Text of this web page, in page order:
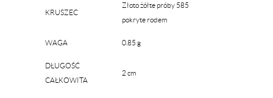
KRUSZEC
Złoto żółte próby 585
pokryte rodem
WAGA 0.85 g
DŁUGOŚĆ
CAŁKOWITA
2 cm